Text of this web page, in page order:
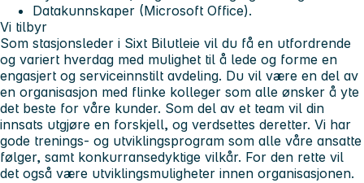
Datakunnskaper (Microsoft Office).
Vi tilbyr
Som stasjonsleder i Sixt Bilutleie vil du få en utfordrende
og variert hverdag med mulighet til å lede og forme en
engasjert og serviceinnstilt avdeling. Du vil være en del av
en organisasjon med flinke kolleger som alle ønsker å yte
det beste for våre kunder. Som del av et team vil din
innsats utgjøre en forskjell, og verdsettes deretter. Vi har
gode trenings- og utviklingsprogram som alle våre ansatte
følger, samt konkurransedyktige vilkår. For den rette vil
det også være utviklingsmuligheter innen organisasjonen.